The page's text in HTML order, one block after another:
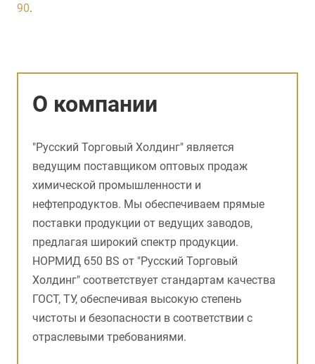
90.
О компании
"Русский Торговый Холдинг" является
ведущим поставщиком оптовых продаж
химической промышленности и
нефтепродуктов. Мы обеспечиваем прямые
поставки продукции от ведущих заводов,
предлагая широкий спектр продукции.
НОРМИД 650 ВS от "Русский Торговый
Холдинг" соответствует стандартам качества
ГОСТ, ТУ, обеспечивая высокую степень
чистоты и безопасности в соответствии с
отраслевыми требованиями.